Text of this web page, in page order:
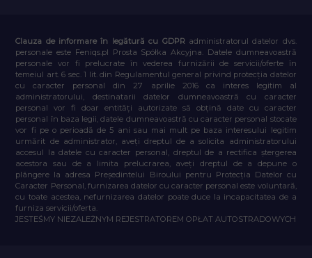
Clauza de informare în legătură cu GDPR administratorul datelor dvs.
personale este Feniqs.pl Prosta Spółka Akcyjna. Datele dumneavoastră
personale vor fi prelucrate în vederea furnizării de servicii/oferte în
temeiul art. 6 sec. 1 lit. din Regulamentul general privind protecția datelor
cu caracter personal din 27 aprilie 2016 ca interes legitim al
administratorului, destinatarii datelor dumneavoastră cu caracter
personal vor fi doar entități autorizate să obțină date cu caracter
personal în baza legii, datele dumneavoastră cu caracter personal stocate
vor fi pe o perioadă de 5 ani sau mai mult pe baza interesului legitim
urmărit de administrator, aveți dreptul de a solicita administratorului
accesul la datele cu caracter personal, dreptul de a rectifica ștergerea
acestora sau de a limita prelucrarea, aveți dreptul de a depune o
plângere la adresa Președintelui Biroului pentru Protecția Datelor cu
Caracter Personal, furnizarea datelor cu caracter personal este voluntară,
cu toate acestea, nefurnizarea datelor poate duce la incapacitatea de a
furniza servicii/oferta.
JESTEŚMY NIEZALEŻNYM REJESTRATOREM OPŁAT AUTOSTRADOWYCH